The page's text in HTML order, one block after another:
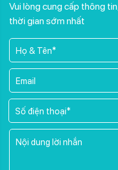
Vui lòng cung cấp thông
thời gian sớm nhất